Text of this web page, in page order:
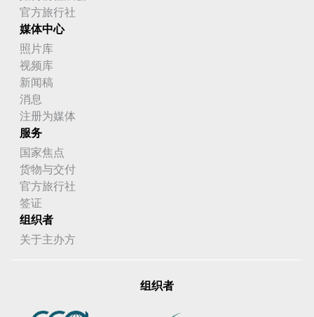
官方旅行社
媒体中心
照片库
视频库
新闻稿
消息
注册为媒体
服务
国家焦点
货物与交付
官方旅行社
签证
组织者
关于主办方
组织者